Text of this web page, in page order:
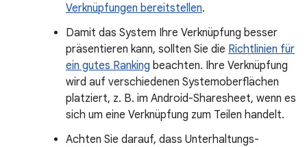
Verknüpfungen bereitstellen.
Damit das System Ihre Verknüpfung besser
präsentieren kann, sollten Sie die Richtlinien für
ein gutes Ranking beachten. Ihre Verknüpfung
wird auf verschiedenen Systemoberflächen
platziert, z. B. im Android-Sharesheet, wenn es
sich um eine Verknüpfung zum Teilen handelt.
Achten Sie darauf, dass Unterhaltungs-